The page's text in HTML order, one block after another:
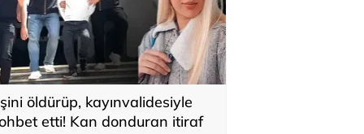
öldürüp, kayınvalidesiyle
etti! Kan donduran itiraf